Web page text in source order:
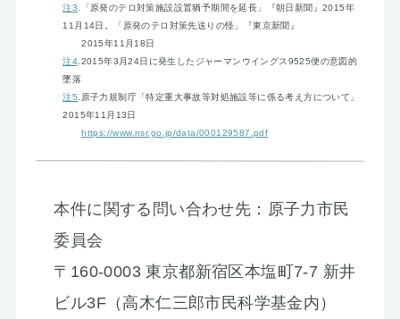
注3
.「原発のテロ対策施設設置猶予期間を延長」『朝日新聞』2015年
11月14日。「原発のテロ対策先送りの怪」『東京新聞』
2015年11月18日
注4 .2015年3月24日に発生したジャーマンウイングス9525便の意図的
墜落
注5 .原子力規制庁「特定重大事故等対処施設等に係る考え方について」
2015年11月13日
https://www.nsr.go.jp/data/000129587.pdf
本件に関する問い合わせ先：原子力市民
委員会
〒160-0003 東京都新宿区本塩町7-7 新井
ビル3F（高木仁三郎市民科学基金内）